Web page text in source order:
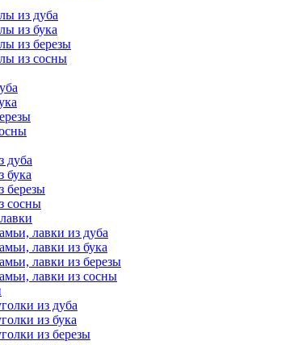
из дуба
из бука
из березы
из сосны
дуба
бука
березы
сосны
лавки из дуба
лавки из бука
лавки из березы
лавки из сосны
из дуба
из бука
из березы